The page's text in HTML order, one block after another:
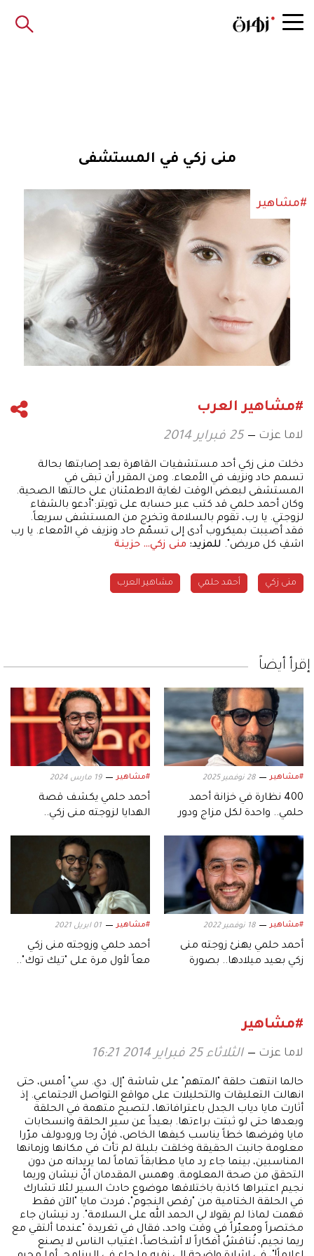
منى زكي في المستشفى
#مشاهير
#مشاهير العرب
لاما عزت 25 فبراير 2014
دخلت منى زكي أحد مستشفيات القاهرة بعد إصابتها بحالة
تسمم حاد ونزيف في الأمعاء. ومن المقرر أن تبقى في
المستشفى لبعض الوقت لغاية الاطمئنان على حالتها الصحية.
وكان أحمد حلمي قد كتب عبر حسابه على تويتر:"أدعو بالشفاء
لزوجتي. يا رب، تقوم بالسلامة وتخرج من المستشفى سريعاً.
فقد أصيبت بميكروب أدى إلى تسمّم حاد ونزيف في الأمعاء. يا رب
اشفِ كل مريض". للمزيد: منى زكي… حزينة
منى زكي أحمد حلمي مشاهير العرب
إقرأ أيضاً
#مشاهير 28 نوفمبر 2025
400 نظارة في خزانة أحمد
حلمي.. واحدة لكل مزاج ودور
#مشاهير 19 مارس 2024
أحمد حلمي يكشف قصة
الهدايا لزوجته منى زكي..
#مشاهير 18 نوفمبر 2022
أحمد حلمي يهنئ زوجته منى
زكي بعيد ميلادها.. بصورة
#مشاهير 01 ابريل 2021
أحمد حلمي وزوجته منى زكي
معاً لأول مرة على "تيك توك"..
#مشاهير
لاما عزت الثلاثاء 25 فبراير 2014 16:21
حالما انتهت حلقة "المتهم" على شاشة "إل. دي. سي" أمس، حتى
انهالت التعليقات والتحليلات على مواقع التواصل الاجتماعي. إذ
أثارت مايا دياب الجدل باعترافاتها، لتصبح متهمة في الحلقة
وبعدها حتى لو ثبتت براءتها. بعيداً عن سير الحلقة وانسحابات
مايا وفرضها خطاً يناسب كيفها الخاص، فإنّ رجا ورودولف مرّرا
معلومة جانبت الحقيقة وخلقت بلبلة لم تأت في مكانها وزمانها
المناسبين، بينما جاء رد مايا مطابقاً تماماً لما يريدانه من دون
التحقق من صحة المعلومة. وهمس المقدمان أنّ نيشان وريما
نجيم اعتبراها كاذبة باختلاقها موضوع حادث السير لئلا تشارك
في الحلقة الختامية من "رقص النجوم"، فردت مايا "الآن فقط
فهمت لماذا لم يقولا لي الحمد الله على السلامة". رد نيشان جاء
مختصراً ومعبّراً في وقت واحد، فقال في تغريدة "عندما ألتقي مع
ريما نجيم، نُناقشُ أفكاراً لا أشخاصاً، اغتياب الناس لا يصنع